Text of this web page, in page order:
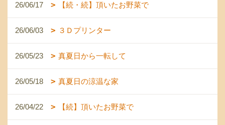
26/06/17 【続・続】頂いたお野菜で
26/06/03 ３Ｄプリンター
26/05/23 真夏日から一転して
26/05/18 真夏日の涼温な家
26/04/22 【続】頂いたお野菜で